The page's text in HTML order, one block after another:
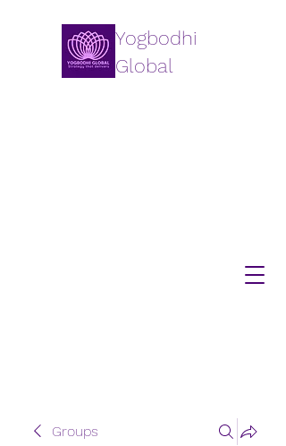
Yogbodhi
Global
Groups